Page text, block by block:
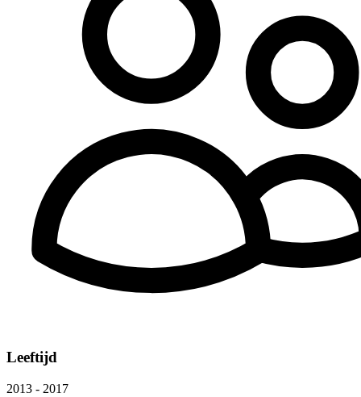
Leeftijd
2013 - 2017